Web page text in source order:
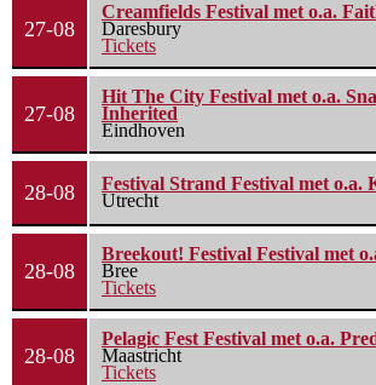
27-08
Creamfields Festival met o.a.
Daresbury
Tickets
27-08
Hit The City Festival met o.a.
Inherited
Eindhoven
28-08
Festival Strand Festival met o.a.
Utrecht
28-08
Breekout! Festival Festival met
Bree
Tickets
28-08
Pelagic Fest Festival met o.a.
Maastricht
Tickets